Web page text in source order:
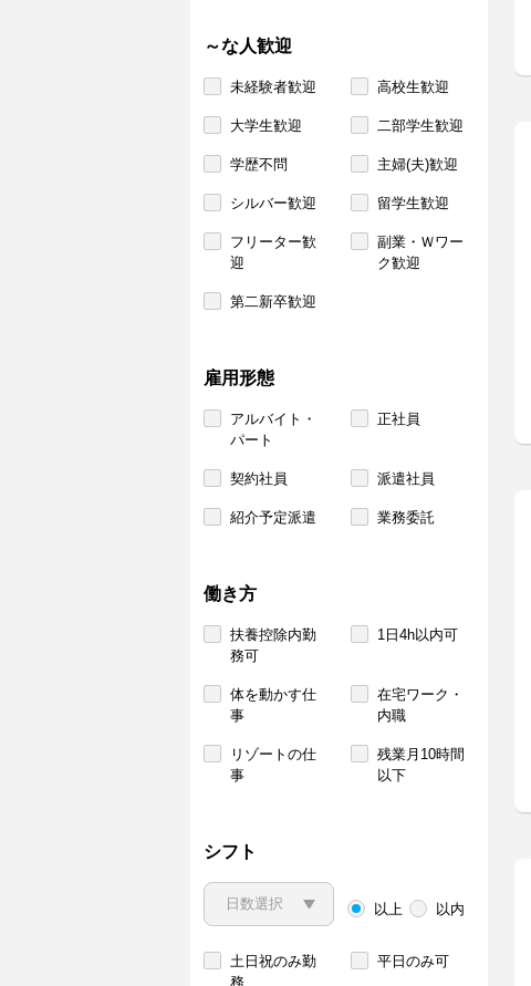
～な人歓迎
未経験者歓迎 高校生歓迎
大学生歓迎 二部学生歓迎
学歴不問 主婦(夫)歓迎
シルバー歓迎 留学生歓迎
フリーター歓
迎
副業・Ｗワー
ク歓迎
第二新卒歓迎
雇用形態
アルバイト・
パート
正社員
契約社員 派遣社員
紹介予定派遣 業務委託
働き方
扶養控除内勤
務可
1日4h以内可
体を動かす仕
事
在宅ワーク・
内職
リゾートの仕
事
残業月10時間
以下
シフト
以上 以内
土日祝のみ勤
務
平日のみ可